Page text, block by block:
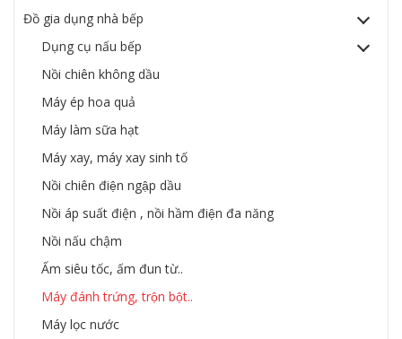
Đồ gia dụng nhà bếp
Dụng cụ nấu bếp
Nồi chiên không dầu
Máy ép hoa quả
Máy làm sữa hạt
Máy xay, máy xay sinh tố
Nồi chiên điện ngập dầu
Nồi áp suất điện , nồi hầm điện đa năng
Nồi nấu chậm
Ấm siêu tốc, ấm đun từ..
Máy đánh trứng, trộn bột..
Máy lọc nước